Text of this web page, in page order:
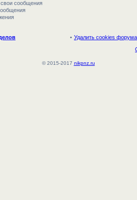
свои сообщения
Удалить cookies форума
© 2015-2017 nikpnz.ru